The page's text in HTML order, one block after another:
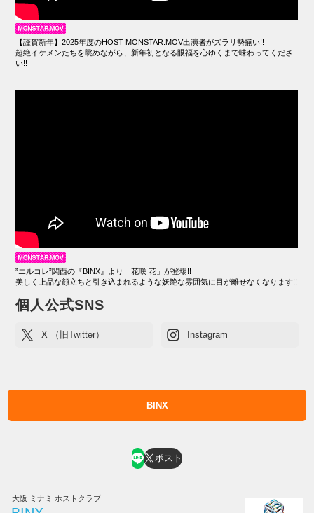
【謹賀新年】2025年度のHOST MONSTAR.MOV出演者がズラリ勢揃い!!
超絶イケメンたちを眺めながら、新年初となる眼福を心ゆくまで味わってくださ
い!!
”エルコレ”関西の『BINX』より「花咲 花」が登場!!
美しく上品な顔立ちと引き込まれるような妖艶な雰囲気に目が離せなくなります!!
個人公式SNS
X （旧Twitter） Instagram
BINX
ポスト
大阪 ミナミ ホストクラブ